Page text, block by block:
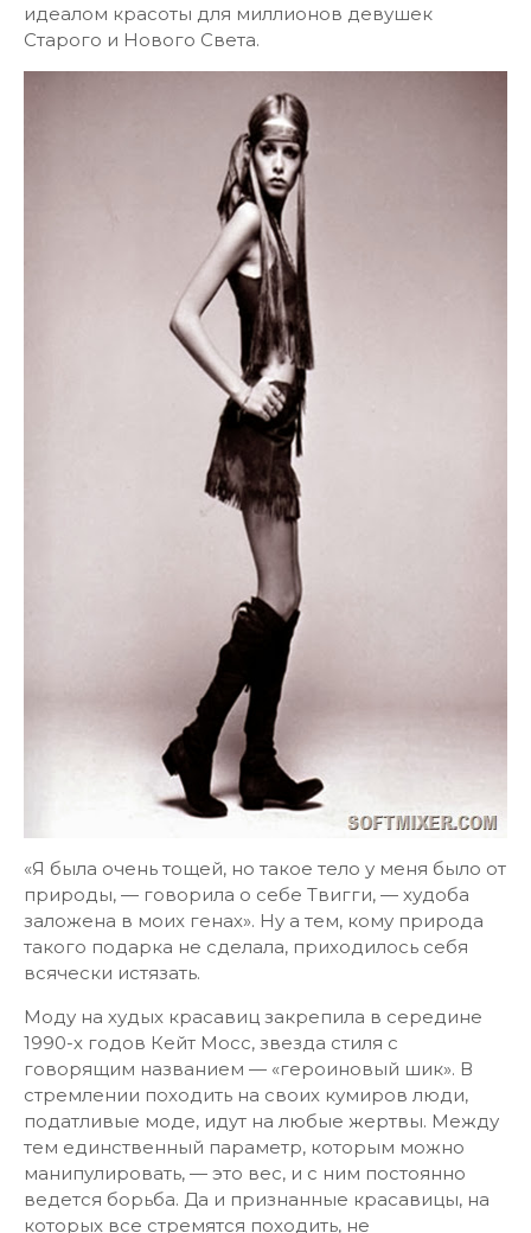
идеалом красоты для миллионов девушек
Старого и Нового Света.
«Я была очень тощей, но такое тело у меня было от
природы, — говорила о себе Твигги, — худоба
заложена в моих генах». Ну а тем, кому природа
такого подарка не сделала, приходилось себя
всячески истязать.
Моду на худых красавиц закрепила в середине
1990-х годов Кейт Мосс, звезда стиля с
говорящим названием — «героиновый шик». В
стремлении походить на своих кумиров люди,
податливые моде, идут на любые жертвы. Между
тем единственный параметр, которым можно
манипулировать, — это вес, и с ним постоянно
ведется борьба. Да и признанные красавицы, на
которых все стремятся походить, не